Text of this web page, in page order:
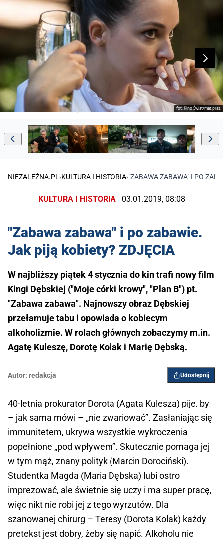
fot. Kino Świat/mat.pras.
"Zabawa zabawa" od 4 stycznia w kinach
NIEZALEŻNA.PL›KULTURA I HISTORIA›"ZABAWA ZABAWA" I PO
KULTURA I HISTORIA 03.01.2019, 08:08
"Zabawa zabawa" i po zabawie.
Jak piją kobiety? ZDJĘCIA
W najbliższy piątek 4 stycznia do kin trafi nowy film
Kingi Dębskiej ("Moje córki krowy", "Plan B") pt.
"Zabawa zabawa". Najnowszy obraz Dębskiej
przełamuje tabu i opowiada o kobiecym
alkoholizmie. W rolach głównych zobaczymy m.in.
Agatę Kuleszę, Dorotę Kolak i Marię Dębską.
Autor: redakcja Udostępnij
40-letnia prokurator Dorota (Agata Kulesza) pije, by
– jak sama mówi – „nie zwariować”. Zasłaniając się
immunitetem, ukrywa wszystkie wykroczenia
popełnione „pod wpływem”. Skutecznie pomaga jej
w tym mąż, znany polityk (Marcin Dorociński).
Studentka Magda (Maria Dębska) lubi ostro
imprezować, ale świetnie się uczy i ma super pracę,
więc nikt nie robi jej z tego wyrzutów. Dla
szanowanej chirurg – Teresy (Dorota Kolak) każdy
pretekst jest dobry, żeby się napić. Alkoholu nie